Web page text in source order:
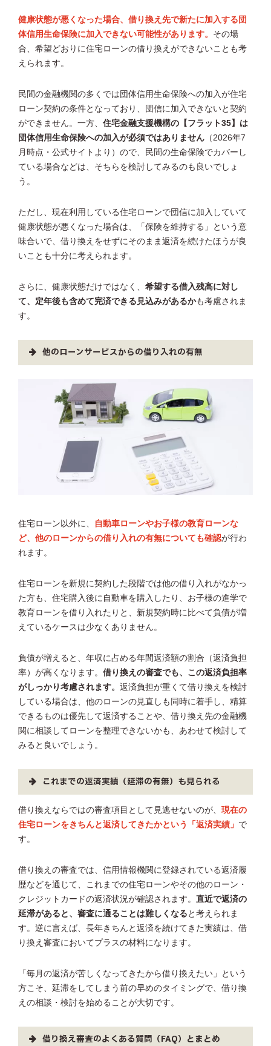
健康状態が悪くなった場合、借り換え先で新たに加入する団
体信用生命保険に加入できない可能性があります。 その場
合、希望どおりに住宅ローンの借り換えができないことも考
えられます。
民間の金融機関の多くでは団体信用生命保険への加入が住宅
ローン契約の条件となっており、団信に加入できないと契約
ができません。一方、 住宅金融支援機構の【フラット35】は
団体信用生命保険への加入が必須ではありません （2026年7
月時点・公式サイトより）ので、民間の生命保険でカバーし
ている場合などは、そちらを検討してみるのも良いでしょ
う。
ただし、現在利用している住宅ローンで団信に加入していて
健康状態が悪くなった場合は、「保険を維持する」という意
味合いで、借り換えをせずにそのまま返済を続けたほうが良
いことも十分に考えられます。
さらに、健康状態だけではなく、 希望する借入残高に対し
て、定年後も含めて完済できる見込みがあるかも考慮されま
す。
他のローンサービスからの借り入れの有無
住宅ローン以外に、
自動車ローンやお子様の教育ローンな
ど、他のローンからの借り入れの有無についても確認が行わ
れます。
住宅ローンを新規に契約した段階では他の借り入れがなかっ
た方も、住宅購入後に自動車を購入したり、お子様の進学で
教育ローンを借り入れたりと、新規契約時に比べて負債が増
えているケースは少なくありません。
負債が増えると、年収に占める年間返済額の割合（返済負担
率）が高くなります。 借り換えの審査でも、この返済負担率
がしっかり考慮されます。 返済負担が重くて借り換えを検討
している場合は、他のローンの見直しも同時に着手し、精算
できるものは優先して返済することや、借り換え先の金融機
関に相談してローンを整理できないかも、あわせて検討して
みると良いでしょう。
これまでの返済実績（延滞の有無）も見られる
借り換えならではの審査項目として見逃せないのが、 現在の
住宅ローンをきちんと返済してきたかという「返済実績」 で
す。
借り換えの審査では、信用情報機関に登録されている返済履
歴などを通じて、これまでの住宅ローンやその他のローン・
クレジットカードの返済状況が確認されます。 直近で返済の
延滞があると、審査に通ることは難しくなる と考えられま
す。逆に言えば、長年きちんと返済を続けてきた実績は、借
り換え審査においてプラスの材料になります。
「毎月の返済が苦しくなってきたから借り換えたい」という
方こそ、延滞をしてしまう前の早めのタイミングで、借り換
えの相談・検討を始めることが大切です。
借り換え審査のよくある質問（FAQ）とまとめ